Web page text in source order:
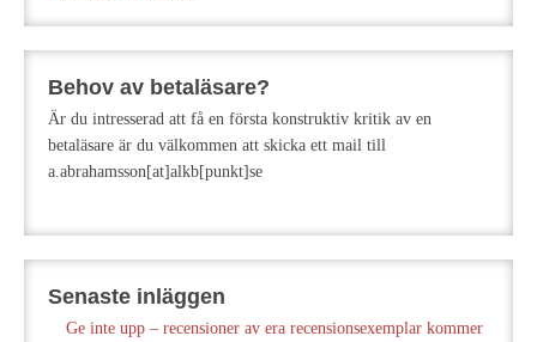
Behov av betaläsare?
Är du intresserad att få en första konstruktiv kritik av en
betaläsare är du välkommen att skicka ett mail till
a.abrahamsson[at]alkb[punkt]se
Senaste inläggen
Ge inte upp – recensioner av era recensionsexemplar kommer